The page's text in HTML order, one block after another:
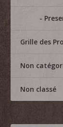
Grille des
Non
Non classé